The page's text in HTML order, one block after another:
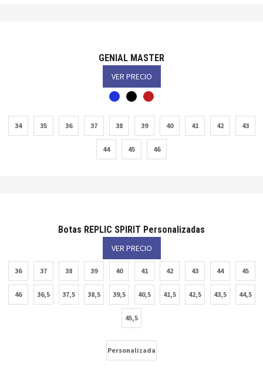
GENIAL MASTER
VER PRECIO
34 35 36 37 38 39 40 41 42 43
44 45 46
Botas REPLIC SPIRIT Personalizadas
VER PRECIO
36 37 38 39 40 41 42 43 44 45
46 36,5 37,5 38,5 39,5 40,5 41,5 42,5 43,5 44,5
45,5
Personalizada